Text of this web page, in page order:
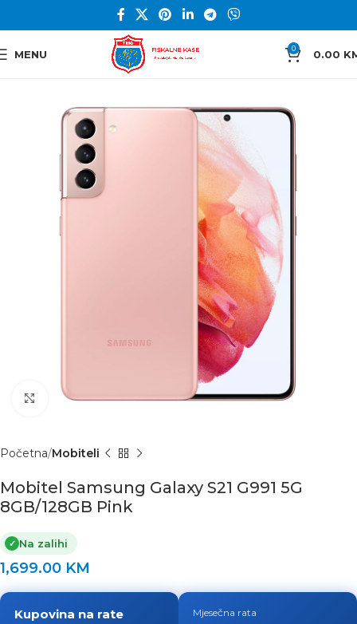
MENU 0 0.00
Click to enlarge
Početna Mobiteli
Mobitel Samsung Galaxy S21 G991 5G
8GB/128GB Pink
✓ Na zalihi
1,699.00 KM
Kupovina na rate Mjesečna rata